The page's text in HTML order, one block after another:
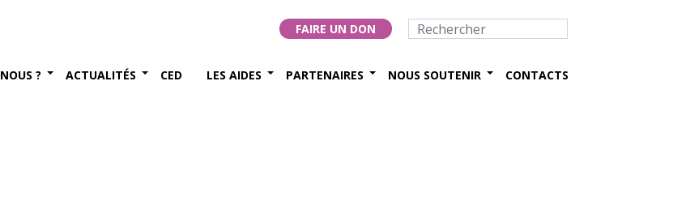
FAIRE UN DON
? ACTUALITÉS CED LES AIDES PARTENAIRES NOUS SOUTENIR CONTACTS